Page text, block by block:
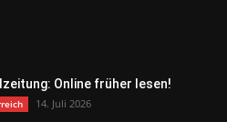
Online früher lesen!
14. Juli 2026